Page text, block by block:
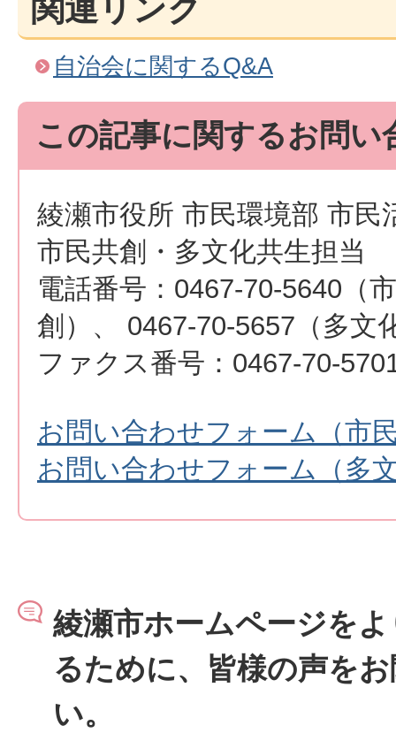
関連リンク
自治会に関するQ&A
この記事に関するお問い
綾瀬市役所 市民環境部 市民
市民共創・多文化共生担当
電話番号：0467-70-5640（
創）、 0467-70-5657（多文
ファクス番号：0467-70-
お問い合わせフォーム（市
お問い合わせフォーム（多
綾瀬市ホームページを
るために、皆様の声を
い。